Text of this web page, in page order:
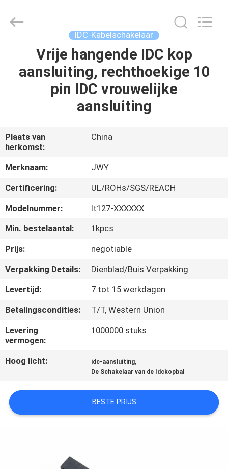
PRODUCTEN
ONS
FABRIEKSREIS
KWALITEITSCONTROLE
CONTACTEER
ONS
VERZOEK
CITAAT
COMPANY
NEWS
SITEMAP
Electronic
Co.,Ltd.
IDC-Kabelschakelaar
Vrije hangende IDC kop
aansluiting, rechthoekige 10
pin IDC vrouwelijke
aansluiting
Plaats van
herkomst:
China
Merknaam:
JWY
Certificering:
UL/ROHs/SGS/REACH
Modelnummer:
It127-XXXXXX
Min. bestelaantal:
1kpcs
Prijs:
negotiable
Verpakking Details:
Dienblad/Buis Verpakking
Levertijd:
7 tot 15 werkdagen
Betalingscondities:
T/T, Western Union
Levering
vermogen:
1000000 stuks
Hoog licht: idc-aansluiting,
De Schakelaar van de Idckopbal
BESTE PRIJS